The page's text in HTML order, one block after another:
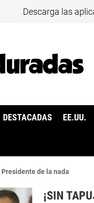
Descarga las
DESTACADAS EE.UU.
Presidente de la nada
¡SIN